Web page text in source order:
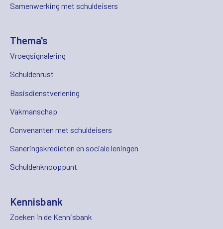
Samenwerking met schuldeisers
Thema's
Vroegsignalering
Schuldenrust
Basisdienstverlening
Vakmanschap
Convenanten met schuldeisers
Saneringskredieten en sociale leningen
Schuldenknooppunt
Kennisbank
Zoeken in de Kennisbank